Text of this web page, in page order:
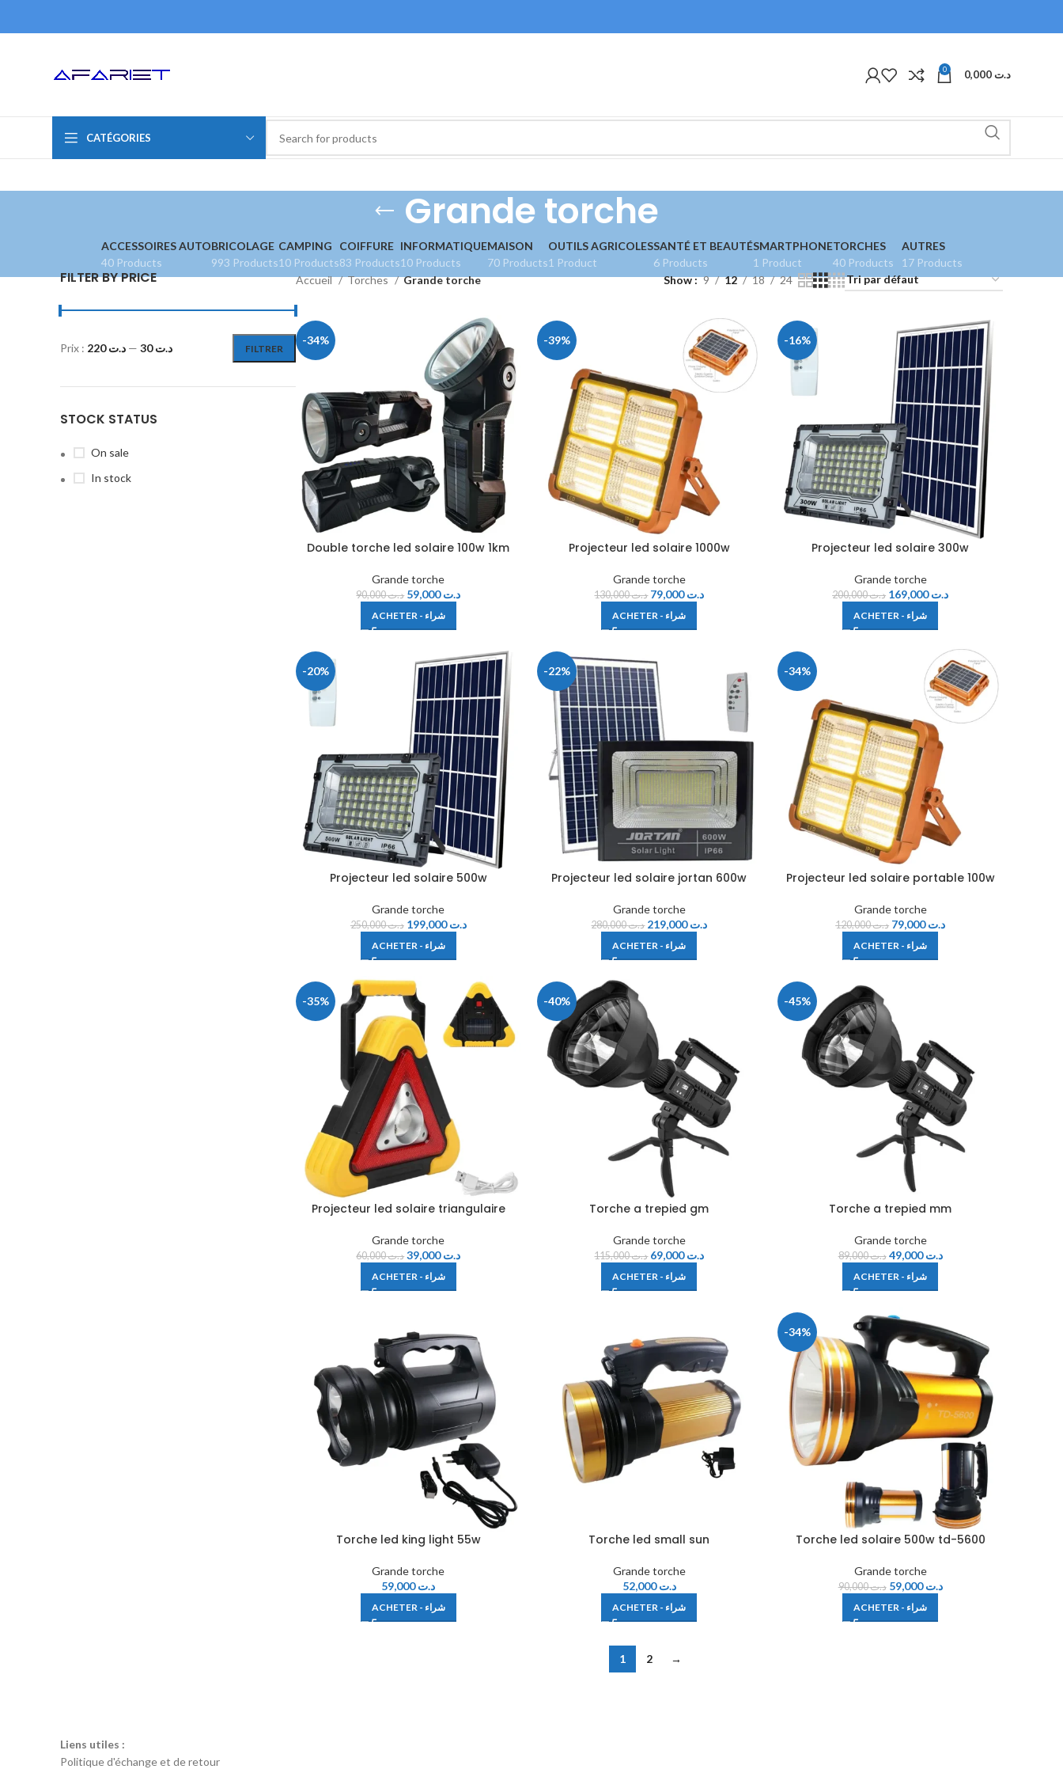
0 د.ت
CATÉGORIES
Grande torche
ACCESSOIRES AUTO
40 Products
BRICOLAGE
993 Products
CAMPING
10 Products
COIFFURE
83 Products
INFORMATIQUE
10 Products
MAISON
70 Products
OUTILS AGRICOLES
1 Product
SANTÉ ET BEAUTÉ
6 Products
SMARTPHONE
1 Product
TORCHES
40 Products
AUTRES
17 Products
FILTER BY PRICE
FILTRER
Prix : د.ت 30 — د.ت 220
STOCK STATUS
On sale
In stock
Accueil Torches Grande torche Show 9 12 18 24
-34%
Double torche led solaire 100w 1km
Grande torche
د.ت90,000 د.ت59,000
ACHETER - شراء
-39%
Projecteur led solaire 1000w
Grande torche
د.ت130,000 د.ت79,000
ACHETER - شراء
-16%
Projecteur led solaire 300w
Grande torche
د.ت200,000 د.ت169,000
ACHETER - شراء
-20%
Projecteur led solaire 500w
Grande torche
د.ت250,000 د.ت199,000
ACHETER - شراء
-22%
Projecteur led solaire jortan 600w
Grande torche
د.ت280,000 د.ت219,000
ACHETER - شراء
-34%
Projecteur led solaire portable 100w
Grande torche
د.ت120,000 د.ت79,000
ACHETER - شراء
-35%
Projecteur led solaire triangulaire
Grande torche
د.ت60,000 د.ت39,000
ACHETER - شراء
-40%
Torche a trepied gm
Grande torche
د.ت115,000 د.ت69,000
ACHETER - شراء
-45%
Torche a trepied mm
Grande torche
د.ت89,000 د.ت49,000
ACHETER - شراء
Torche led king light 55w
Grande torche
د.ت59,000
ACHETER - شراء
Torche led small sun
Grande torche
د.ت52,000
ACHETER - شراء
-34%
Torche led solaire 500w td-5600
Grande torche
د.ت90,000 د.ت59,000
ACHETER - شراء
1 2 →
Liens utiles :
Politique d'échange et de retour